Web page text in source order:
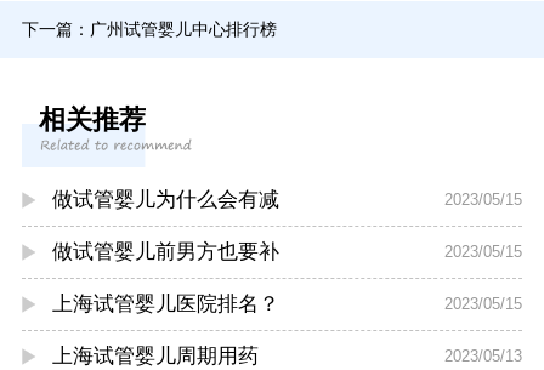
下一篇： 广州试管婴儿中心排行榜
相关推荐
做试管婴儿为什么会有减 2023/05/15
做试管婴儿前男方也要补 2023/05/15
上海试管婴儿医院排名？ 2023/05/15
上海试管婴儿周期用药 2023/05/13